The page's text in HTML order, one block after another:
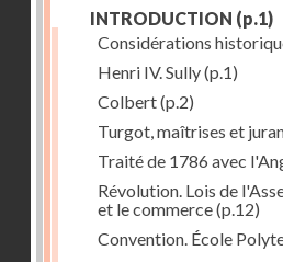
INTRODUCTION (p.1)
Considérations
Henri IV. Sully(p.1)
Colbert(p.2)
Turgot, maîtrises et
Traité de 1786 avec
Révolution. Lois de
et le commerce(p.12)
Convention. École